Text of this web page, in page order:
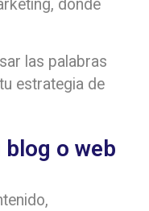
donde
las palabras
estrategia de
blog o web